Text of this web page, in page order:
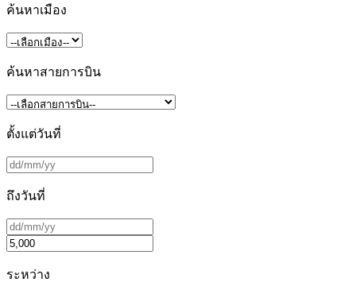
ค้นหาเมือง
ค้นหาสายการบิน
ตั้งแต่วันที่
ถึงวันที่
ระหว่าง